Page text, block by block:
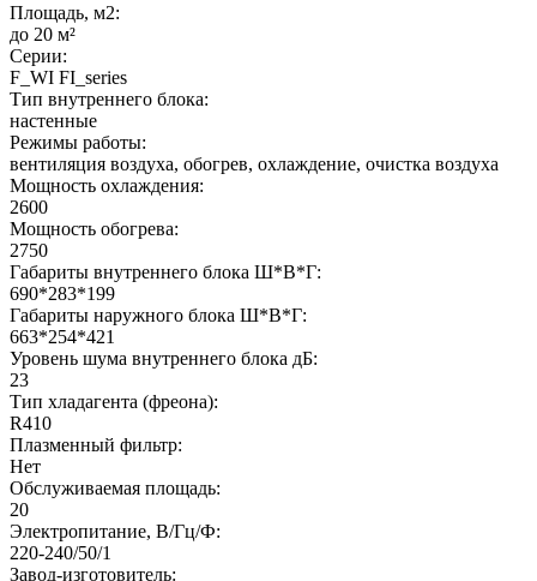
Площадь, м2:
до 20 м²
Серии:
F_WI FI_series
Тип внутреннего блока:
настенные
Режимы работы:
вентиляция воздуха, обогрев, охлаждение, очистка воздуха
Мощность охлаждения:
2600
Мощность обогрева:
2750
Габариты внутреннего блока Ш*В*Г:
690*283*199
Габариты наружного блока Ш*В*Г:
663*254*421
Уровень шума внутреннего блока дБ:
23
Тип хладагента (фреона):
R410
Плазменный фильтр:
Нет
Обслуживаемая площадь:
20
Электропитание, В/Гц/Ф:
220-240/50/1
Завод-изготовитель: